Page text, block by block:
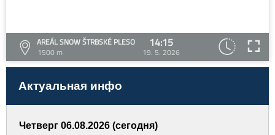
AREÁL SNOW ŠTRBSKÉ PLESO
1500 m
14:15
19. 5. 2026
Актуальная инфо
Четверг 06.08.2026 (сегодня)